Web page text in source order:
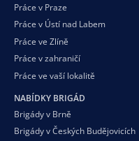
Práce v Praze
Práce v Ústí nad Labem
Práce ve Zlíně
Práce v zahraničí
Práce ve vaší lokalitě
NABÍDKY BRIGÁD
Brigády v Brně
Brigády v Českých Budějovicích